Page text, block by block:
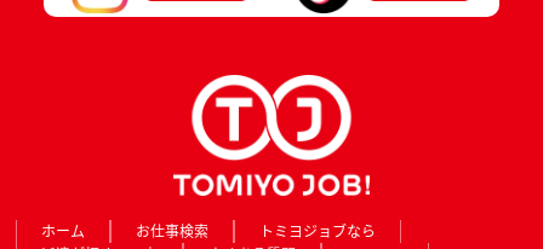
ホーム お仕事検索
トミヨジョブなら